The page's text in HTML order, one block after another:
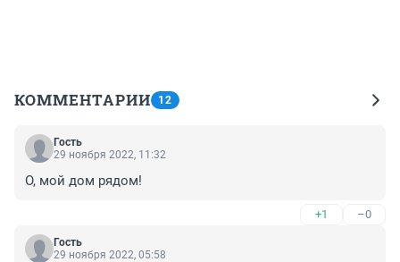
КОММЕНТАРИИ 12
Гость
29 ноября 2022, 11:32
О, мой дом рядом!
+1 –0
Гость
29 ноября 2022, 05:58